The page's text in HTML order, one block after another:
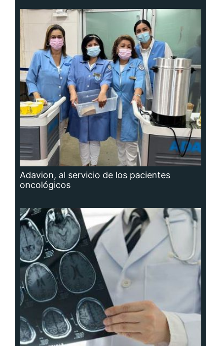
Adavion, al servicio de los pacientes
oncológicos